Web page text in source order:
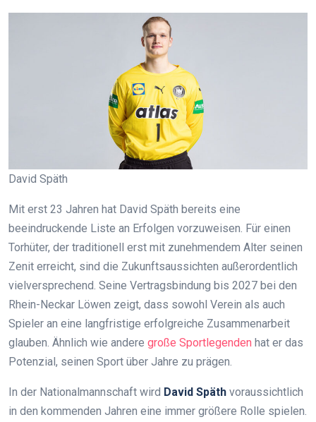
David Späth
Mit erst 23 Jahren hat David Späth bereits eine
beeindruckende Liste an Erfolgen vorzuweisen. Für einen
Torhüter, der traditionell erst mit zunehmendem Alter seinen
Zenit erreicht, sind die Zukunftsaussichten außerordentlich
vielversprechend. Seine Vertragsbindung bis 2027 bei den
Rhein-Neckar Löwen zeigt, dass sowohl Verein als auch
Spieler an eine langfristige erfolgreiche Zusammenarbeit
glauben. Ähnlich wie andere große Sportlegenden hat er das
Potenzial, seinen Sport über Jahre zu prägen.
In der Nationalmannschaft wird David Späth voraussichtlich
in den kommenden Jahren eine immer größere Rolle spielen.